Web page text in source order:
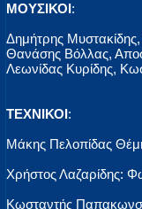
ΜΟΥΣΙΚΟΙ:
Δημήτρης
Θανάσης Βόλλας,
Λεωνίδας Κυρίδης,
ΤΕΧΝΙΚΟΙ:
Μάκης Πελοπίδας
Χρήστος Λαζαρίδης:
Κωσταντής